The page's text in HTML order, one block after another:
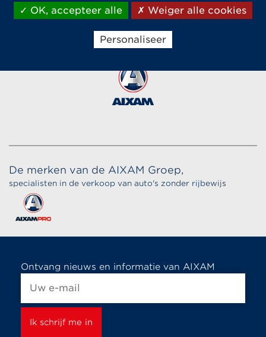
De merken van de AIXAM Groep,
specialisten in de verkoop van auto's zonder rijbewijs
Ontvang nieuws en informatie van AIXAM
OK, accepteer alle Weiger alle cookies
Personaliseer